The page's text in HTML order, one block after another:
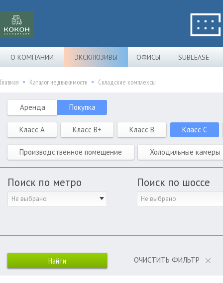
О КОМПАНИИ ЭКСКЛЮЗИВЫ ОФИСЫ SUBLEASE
Главная Каталог недвижимости Складские комплексы
Аренда Покупка
Класс A Класс B+ Класс B Класс C
Производственное помещение Холодильные камеры
Поиск по метро
Не выбрано
Поиск по шоссе
Не выбрано
ОЧИСТИТЬ ФИЛЬТР